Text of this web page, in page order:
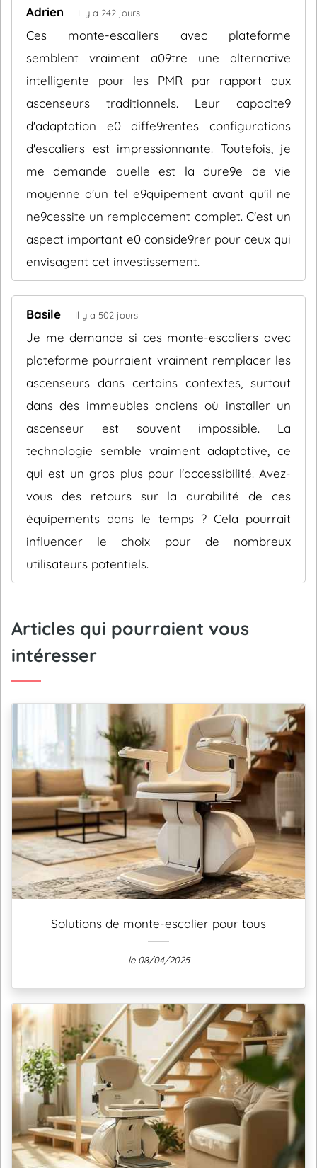
Adrien Il y a 242 jours
Ces monte-escaliers avec plateforme
semblent vraiment a09tre une alternative
intelligente pour les PMR par rapport aux
ascenseurs traditionnels. Leur capacite9
d'adaptation e0 diffe9rentes configurations
d'escaliers est impressionnante. Toutefois, je
me demande quelle est la dure9e de vie
moyenne d'un tel e9quipement avant qu'il ne
ne9cessite un remplacement complet. C'est un
aspect important e0 conside9rer pour ceux qui
envisagent cet investissement.
Basile Il y a 502 jours
Je me demande si ces monte-escaliers avec
plateforme pourraient vraiment remplacer les
ascenseurs dans certains contextes, surtout
dans des immeubles anciens où installer un
ascenseur est souvent impossible. La
technologie semble vraiment adaptative, ce
qui est un gros plus pour l'accessibilité. Avez-
vous des retours sur la durabilité de ces
équipements dans le temps ? Cela pourrait
influencer le choix pour de nombreux
utilisateurs potentiels.
Articles qui pourraient vous
intéresser
Solutions de monte-escalier pour tous
le 08/04/2025